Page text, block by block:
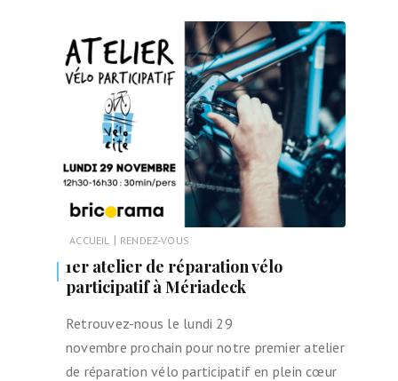
ACCUEIL | RENDEZ-VOUS
1er atelier de réparation vélo
participatif à Mériadeck
Retrouvez-nous le lundi 29
novembre prochain pour notre premier atelier
de réparation vélo participatif en plein cœur